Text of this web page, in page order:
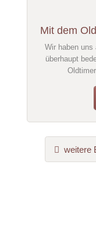
Mit dem
Wir haben uns
überhaupt
weitere